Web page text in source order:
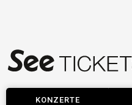
KONZERTE